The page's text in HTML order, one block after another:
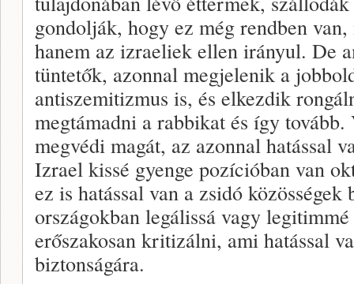
gondolják, hogy ez még rendben
hanem az izraeliek ellen irányul. De
tüntetők, azonnal megjelenik a
antiszemitizmus is, és elkezdik
megtámadni a rabbikat és így
megvédi magát, az azonnal hatással
Izrael kissé gyenge pozícióban van
ez is hatással van a zsidó közösségek
országokban legálissá vagy
erőszakosan kritizálni, ami hatással
biztonságára.